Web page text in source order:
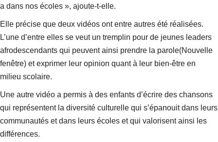
a dans nos écoles », ajoute-t-elle.
Elle précise que deux vidéos ont entre autres été réalisées.
L’une d’entre elles se veut un tremplin pour de jeunes leaders
afrodescendants qui peuvent ainsi prendre la parole (Nouvelle
fenêtre) et exprimer leur opinion quant à leur bien-être en
milieu scolaire.
Une autre vidéo a permis à des enfants d’écrire des chansons
qui représentent la diversité culturelle qui s’épanouit dans leurs
communautés et dans leurs écoles et qui valorisent ainsi les
différences.